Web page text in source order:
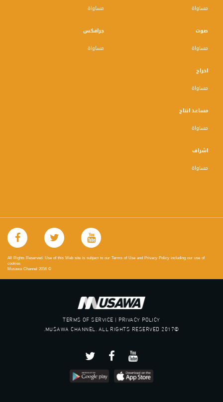
مساواة
صوت
مساواة
مساواة
جرافكس
مساواة
اخراج
مساواة
مساعد انتاج
مساواة
اشراف
مساواة
All Rights Reserved. Use of this Web site is subject to our Terms of Use and Privacy Policy including our use of
cookies
©
2016
TERMS OF SERVICE | PRIVACY POLICY
©2017 MUSAWA CHANNEL. ALL RIGHTS RESERVED.